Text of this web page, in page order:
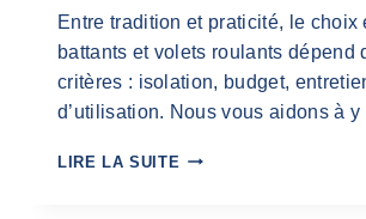
Entre tradition et praticité, le choix
battants et volets roulants dépend
critères : isolation, budget,
d’utilisation. Nous vous aidons à y
LIRE LA SUITE VOLETS